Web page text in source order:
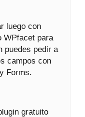
luego con
WPfacet para
puedes pedir a
campos con
Forms.
gratuito